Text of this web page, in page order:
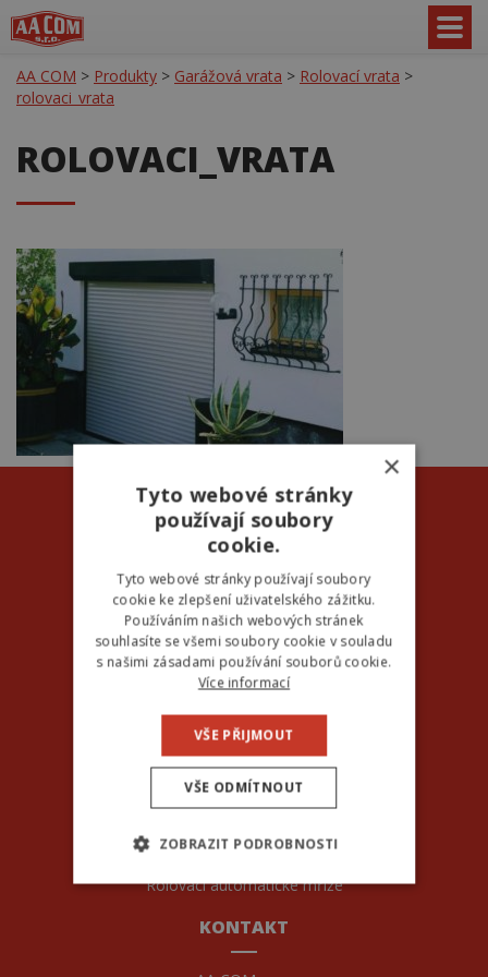
AA COM > Produkty > Garážová vrata > Rolovací vrata >
rolovaci_vrata
ROLOVACI_VRATA
AUTOMATICKÉ BRÁNY
Samonosné brány
Pojezdové brány
Křídlové brány
Teleskopické brány
Automatické pohony Beninca
Automatické pohony Tousek
GARÁŽOVÁ VRATA
Sekční garážová vrata
Garážová vrata TRIDO
Vrata posuvná do boku
Rolovací automatické mříže
KONTAKT
×
Tyto webové stránky
používají soubory
cookie.
Tyto webové stránky používají soubory
cookie ke zlepšení uživatelského zážitku.
Používáním našich webových stránek
souhlasíte se všemi soubory cookie v souladu
s našimi zásadami používání souborů cookie.
Více informací
VŠE PŘIJMOUT
VŠE ODMÍTNOUT
ZOBRAZIT PODROBNOSTI
NEZBYTNĚ NUTNÉ SOUBORY